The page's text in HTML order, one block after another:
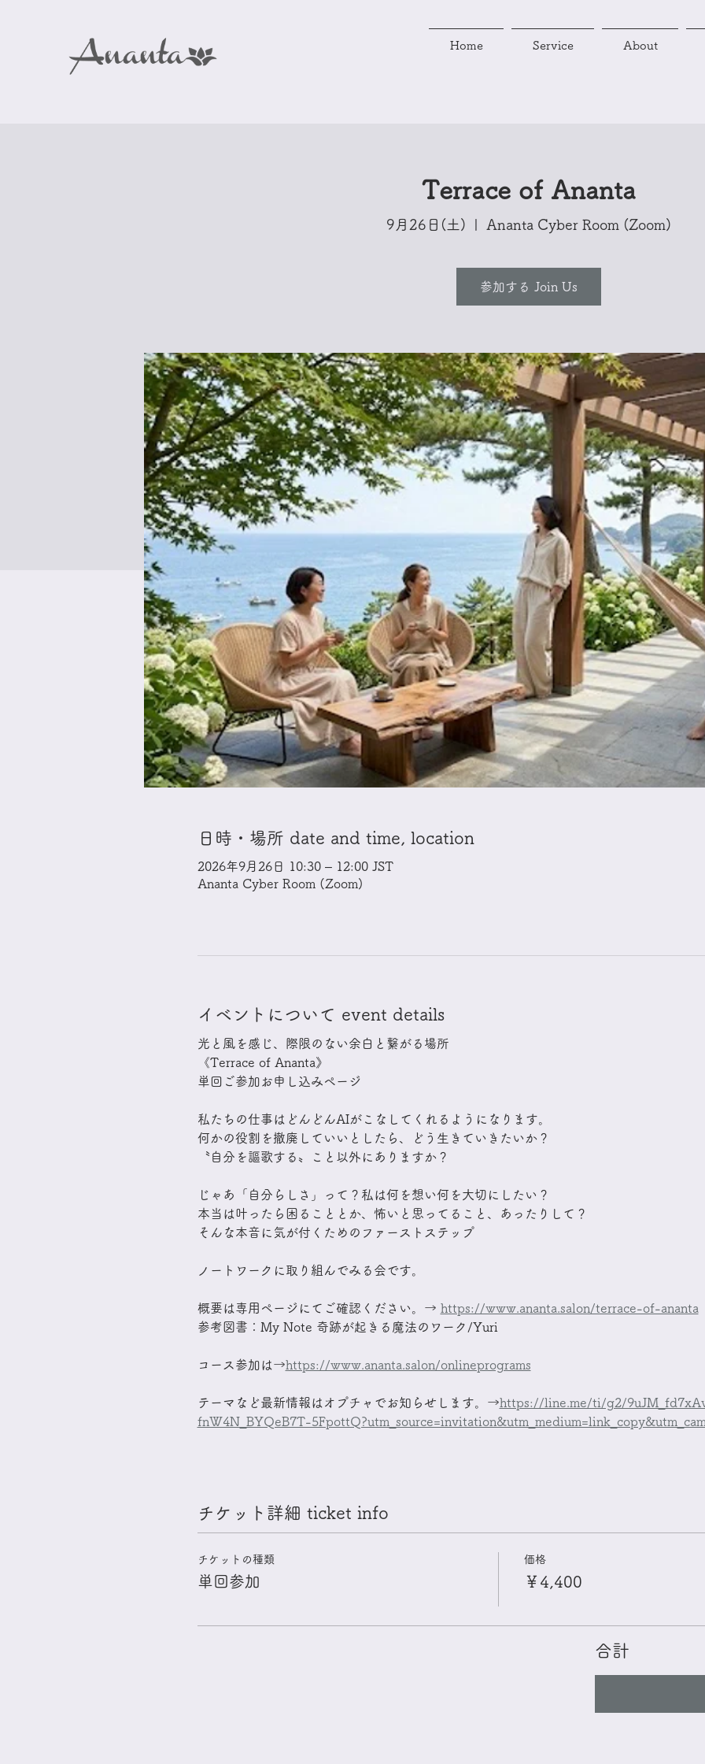
Home Service About
Terrace of Ananta
9月26日(土) Ananta Cyber Room (Zoom)
参加する Join Us
日時・場所 date and time, location
2026年9月26日 10:30 – 12:00 JST
Ananta Cyber Room (Zoom)
イベントについて event details
光と風を感じ、際限のない余白と繋がる場所
​《Terrace of Ananta》
単回ご参加お申し込みページ
私たちの仕事はどんどんAIがこなしてくれるようになります。
何かの役割を撤廃していいとしたら、どう生きていきたいか？
〝自分を謳歌する〟こと以外にありますか？
​じゃあ「自分らしさ」って？私は何を想い何を大切にしたい？
本当は叶ったら困ることとか、怖いと思ってること、あったりして？
そんな本音に気が付くためのファーストステップ​
ノートワークに取り組んでみる会です。
概要は専用ページにてご確認ください。→ https://www.ananta.salon/terrace-of-ananta
参考図書：My Note 奇跡が起きる魔法のワーク/Yuri
コース参加は→https://www.ananta.salon/onlineprograms
テーマなど最新情報はオプチャでお知らせします。→https://line.me/ti/g2/
fnW4N_BYQeB7T-
チケット詳細 ticket info
チケットの種類
単回参加
価格
￥4,400
合計